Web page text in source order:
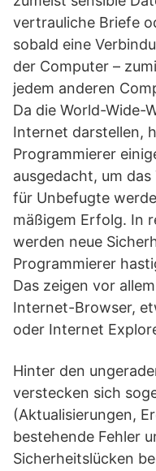
vertrauliche Briefe
sobald eine
der Computer –
jedem anderen
Da die World-Wide-
Internet darstellen,
Programmierer
ausgedacht, um
für Unbefugte
mäßigem Erfolg. In
werden neue
Programmierer
Das zeigen vor
Internet-Browser,
oder Internet
Hinter den
verstecken sich
(Aktualisierungen,
bestehende Fehler
Sicherheitslücken